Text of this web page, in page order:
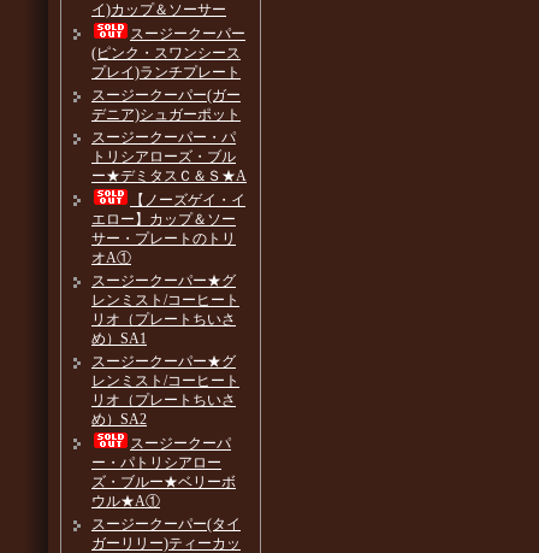
イ)カップ＆ソーサー
スージークーパー
(ピンク・スワンシース
プレイ)ランチプレート
スージークーパー(ガー
デニア)シュガーポット
スージークーパー・パ
トリシアローズ・ブル
ー★デミタスＣ＆Ｓ★A
【ノーズゲイ・イ
エロー】カップ＆ソー
サー・プレートのトリ
オA①
スージークーパー★グ
レンミスト/コーヒート
リオ（プレートちいさ
め）SA1
スージークーパー★グ
レンミスト/コーヒート
リオ（プレートちいさ
め）SA2
スージークーパ
ー・パトリシアロー
ズ・ブルー★ベリーボ
ウル★A①
スージークーパー(タイ
ガーリリー)ティーカッ